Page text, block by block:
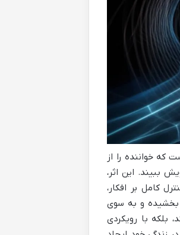
که خواننده را از
ببیند. این اثر،
کامل بر افکار،
بخشیده و به سوی
بلکه با رویکردی